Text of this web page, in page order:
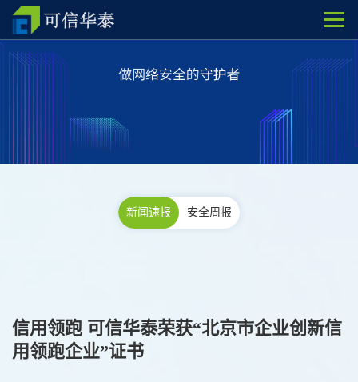
新闻速报 安全周报
信用领跑 可信华泰荣获“北京市企业创新信
用领跑企业”证书